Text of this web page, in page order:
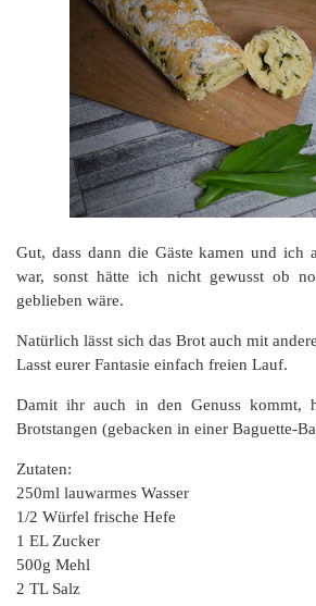
Gut, dass dann die Gäste kamen und ich
war, sonst hätte ich nicht gewusst ob
geblieben wäre.
Natürlich lässt sich das Brot auch mit
Lasst eurer Fantasie einfach freien Lauf.
Damit ihr auch in den Genuss kommt,
Brotstangen (gebacken in einer Baguette-
Zutaten:
250ml lauwarmes Wasser
1/2 Würfel frische Hefe
1 EL Zucker
500g Mehl
2 TL Salz